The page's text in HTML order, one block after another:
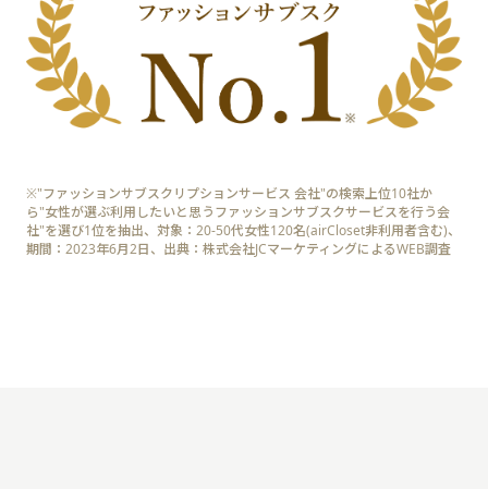
※"ファッションサブスクリプションサービス 会社"の検索上位10社か
ら"女性が選ぶ利用したいと思うファッションサブスクサービスを行う会
社"を選び1位を抽出、対象：20-50代女性120名(airCloset非利用者含む)、
期間：2023年6月2日、出典：株式会社JCマーケティングによるWEB調査